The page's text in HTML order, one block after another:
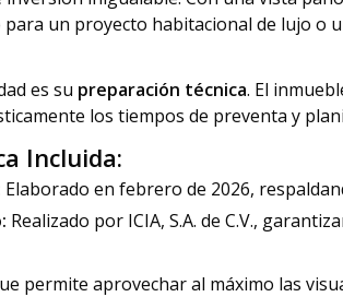
un proyecto habitacional de lujo o
es su preparación técnica. El
los tiempos de preventa y
Incluida:
Elaborado en febrero de 2026,
Realizado por ICIA, S.A. de C.V.,
permite aprovechar al máximo las